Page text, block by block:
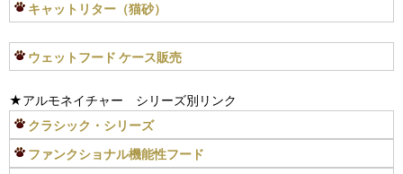
キャットリター（猫砂）
ウェットフード ケース販売
★アルモネイチャー シリーズ別リンク
クラシック・シリーズ
ファンクショナル機能性フード